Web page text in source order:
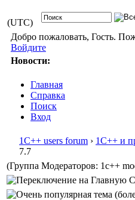
(UTC)
Добро пожаловать, Гость.
Войдите
Новости:
Главная
Справка
Поиск
Вход
1С++ users forum › 1С++ и
7.7
(Группа Модераторов: 1c++